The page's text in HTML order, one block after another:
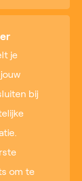
je
bij
om te